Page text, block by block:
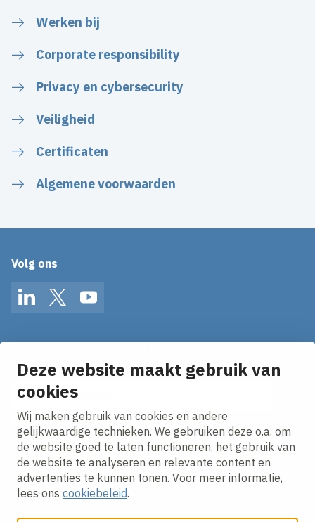
Deze website maakt gebruik van
cookies
Wij maken gebruik van cookies en andere
gelijkwaardige technieken. We gebruiken deze o.a. om
de website goed te laten functioneren, het gebruik van
de website te analyseren en relevante content en
advertenties te kunnen tonen. Voor meer informatie,
lees ons cookiebeleid.
Werken bij
Corporate responsibility
Privacy en cybersecurity
Veiligheid
Certificaten
Algemene voorwaarden
Volg ons
LinkedInTwitterYouTube
Ontvang onze nieuws alerts in je mailbox!
E-mailadres
Ik ga akkoord met hetprivacy statement.